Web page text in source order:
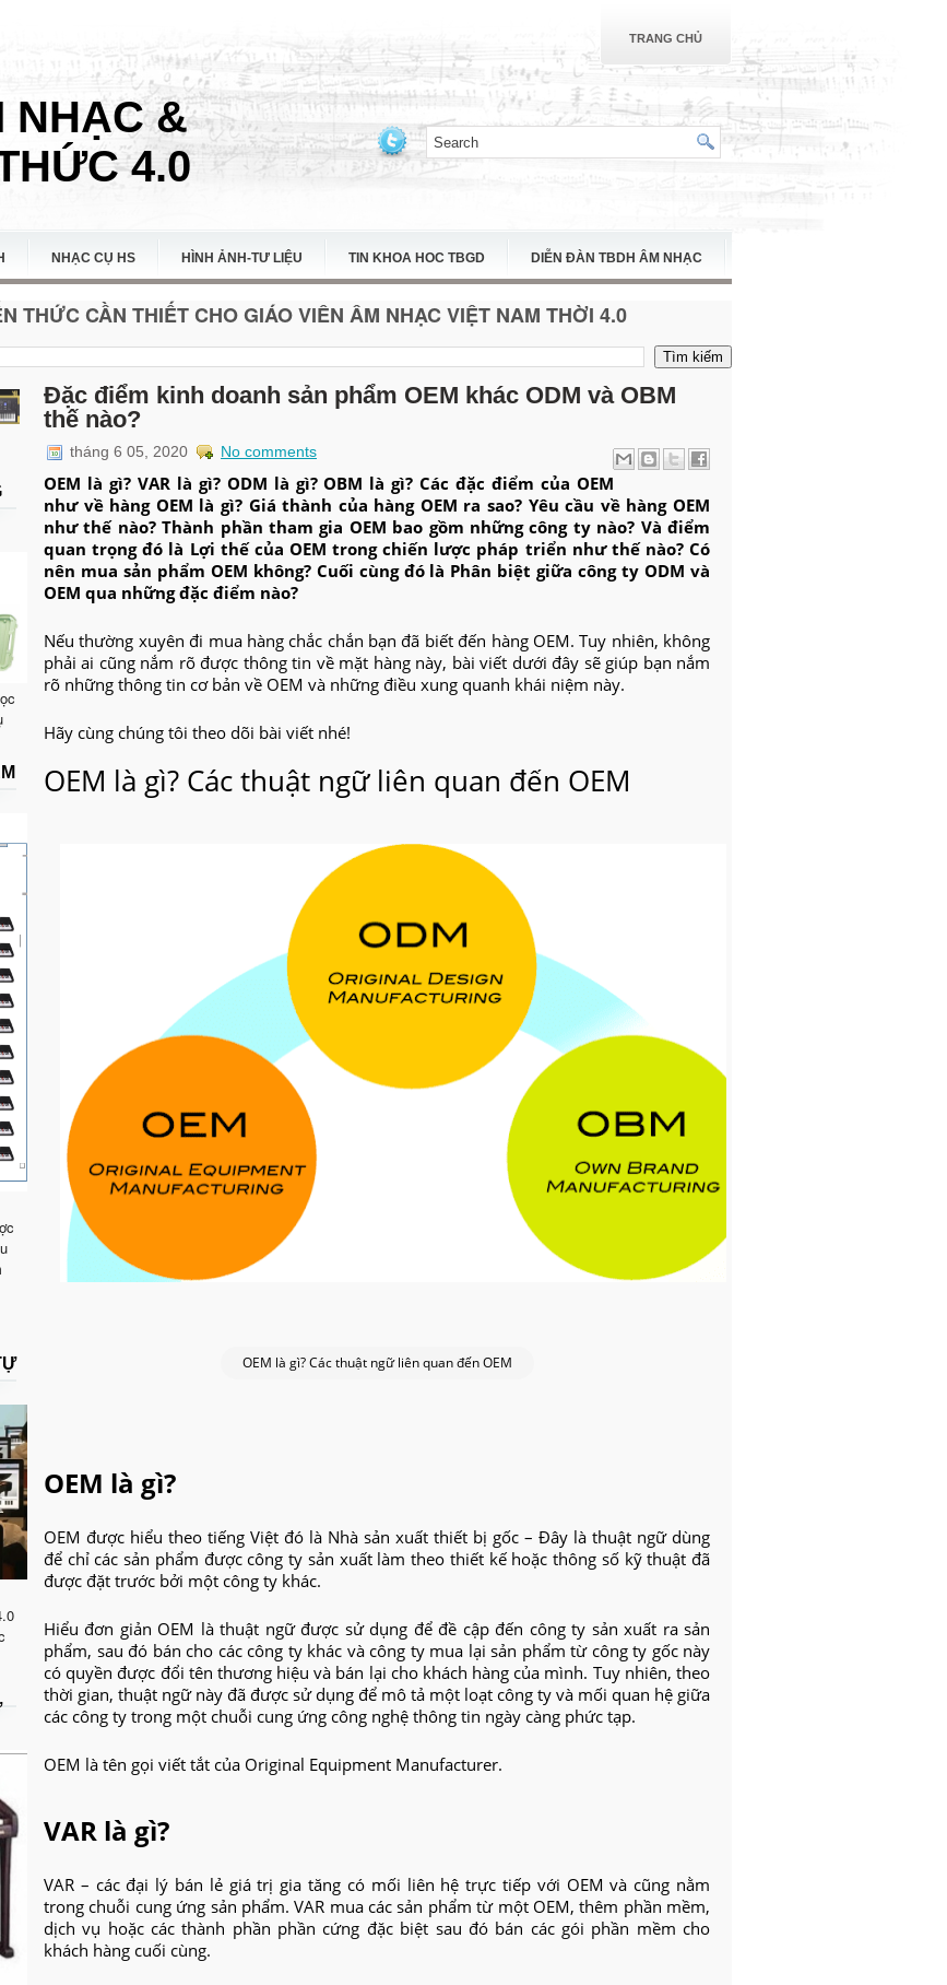
TRANG CHỦ
NHẠC &
4.0
NHẠC CỤ HS HÌNH ẢNH-TƯ LIỆU TIN KHOA HOC TBGD DIỄN ĐÀN TBDH ÂM NHẠC
THỨC CẦN THIẾT CHO GIÁO VIÊN ÂM NHẠC VIỆT NAM THỜI 4.0
Đặc điểm kinh doanh sản phẩm OEM khác ODM và OBM
thế nào?
tháng 6 05, 2020 No comments
OEM là gì? VAR là gì? ODM là gì?OBM là gì? Các đặc điểm của OEM
như về hàng OEM là gì? Giá thành của hàng OEM ra sao? Yêu cầu về hàng OEM
như thế nào?Thành phần tham gia OEM bao gồm những công ty nào? Và điểm
quan trọng đó là Lợi thế của OEM trong chiến lược pháp triển như thế nào? Có
nên mua sản phẩm OEM không? Cuối cùng đó là Phân biệt giữa công ty ODM và
OEM qua những đặc điểm nào?
Nếu thường xuyên đi mua hàng chắc chắn bạn đã biết đến hàng OEM. Tuy nhiên, không
phải ai cũng nắm rõ được thông tin về mặt hàng này, bài viết dưới đây sẽ giúp bạn nắm
rõ những thông tin cơ bản về OEM và những điều xung quanh khái niệm này.
Hãy cùng chúng tôi theo dõi bài viết nhé!
OEM là gì? Các thuật ngữ liên quan đến OEM
OEM là gì? Các thuật ngữ liên quan đến OEM
OEM là gì?
OEM được hiểu theo tiếng Việt đó là Nhà sản xuất thiết bị gốc – Đây là thuật ngữ dùng
để chỉ các sản phẩm được công ty sản xuất làm theo thiết kế hoặc thông số kỹ thuật đã
được đặt trước bởi một công ty khác.
Hiểu đơn giản OEM là thuật ngữ được sử dụng để đề cập đến công ty sản xuất ra sản
phẩm, sau đó bán cho các công ty khác và công ty mua lại sản phẩm từ công ty gốc này
có quyền được đổi tên thương hiệu và bán lại cho khách hàng của mình. Tuy nhiên, theo
thời gian, thuật ngữ này đã được sử dụng để mô tả một loạt công ty và mối quan hệ giữa
các công ty trong một chuỗi cung ứng công nghệ thông tin ngày càng phức tạp.
OEM là tên gọi viết tắt của Original Equipment Manufacturer.
VAR là gì?
VAR – các đại lý bán lẻ giá trị gia tăng có mối liên hệ trực tiếp với OEM và cũng nằm
trong chuỗi cung ứng sản phẩm. VAR mua các sản phẩm từ một OEM, thêm phần mềm,
dịch vụ hoặc các thành phần phần cứng đặc biệt sau đó bán các gói phần mềm cho
khách hàng cuối cùng.